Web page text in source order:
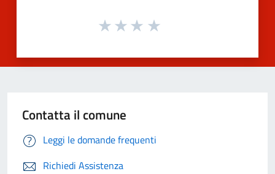
Contatta il comune
Leggi le domande frequenti
Richiedi Assistenza